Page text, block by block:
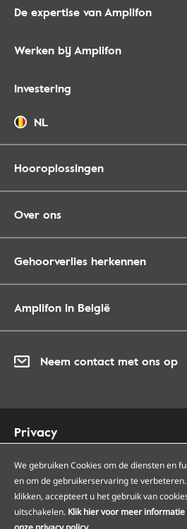
De expertise van Amplifon
Werken bij Amplifon
Investering
NL
Hooroplossingen
Over ons
Gehoorverlies herkennen
Amplifon in België
Neem contact met ons op
Privacy
Cookies
Toegankelijkheid
Sitemap
Onze Amplifon hoorcentra
Onze servicepunten
We gebruiken Cookies om de diensten en
en om de gebruikerservaring te
klikken, accepteert u het gebruik van
uitschakelen. Klik hier voor meer